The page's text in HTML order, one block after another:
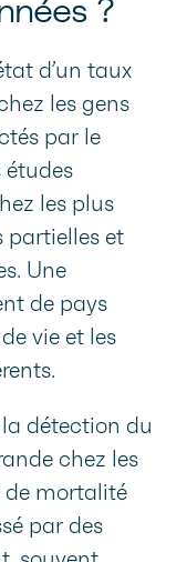
?
d’un taux
les gens
par le
études
les plus
partielles et
Une
de pays
vie et les
détection du
chez les
de mortalité
par des